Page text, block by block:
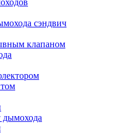
сэндвич
клапаном
дымохода